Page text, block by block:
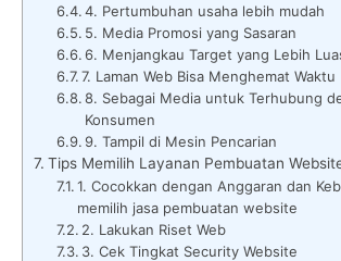
4. Pertumbuhan usaha lebih mudah
5. Media Promosi yang Sasaran
6. Menjangkau Target yang Lebih
7. Laman Web Bisa Menghemat Waktu
8. Sebagai Media untuk Terhubung
Konsumen
9. Tampil di Mesin Pencarian
Tips Memilih Layanan Pembuatan
1. Cocokkan dengan Anggaran dan
memilih jasa pembuatan website
2. Lakukan Riset Web
3. Cek Tingkat Security Website